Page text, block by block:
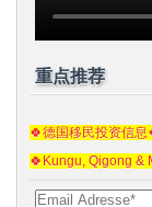
重点推荐
🍀德国移民投资信息
🍀Kungu, Qigong &